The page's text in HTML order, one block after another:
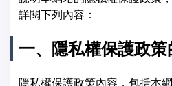
詳閱下列內容：
一、隱私權保護政
隱私權保護政策內容，包括本